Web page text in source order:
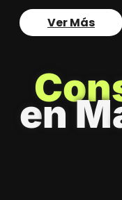
Ver Más
Con
enM